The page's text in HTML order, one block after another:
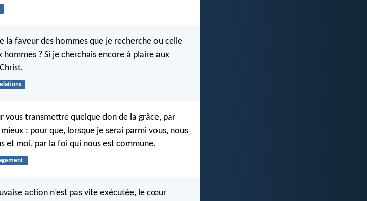
la faveur des hommes que je recherche ou celle
? Si je cherchais encore à plaire aux
vous transmettre quelque don de la grâce, par
: pour que, lorsque je serai parmi vous, nous
et moi, par la foi qui nous est commune.
action n’est pas vite exécutée, le cœur